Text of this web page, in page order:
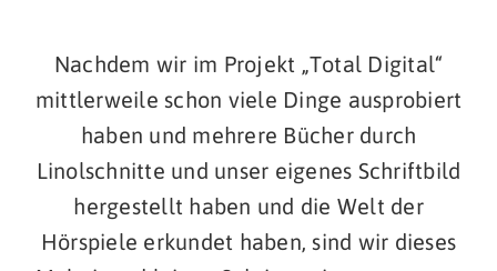
Nachdem wir im Projekt „Total Digital“
mittlerweile schon viele Dinge ausprobiert
haben und mehrere Bücher durch
Linolschnitte und unser eigenes Schriftbild
hergestellt haben und die Welt der
Hörspiele erkundet haben, sind wir dieses